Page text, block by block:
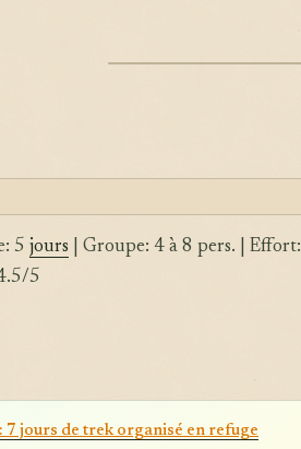
5 jours | Groupe: 4 à 8 pers. | Effort:
5
jours de trek organisé en refuge